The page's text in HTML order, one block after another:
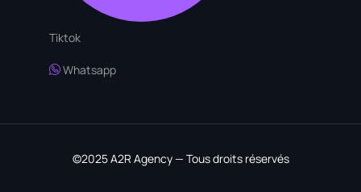
Tiktok
Whatsapp
©2025 A2R Agency — Tous droits réservés